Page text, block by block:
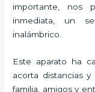
importante, nos
inmediata, un
inalámbrico.
Este aparato ha
acorta distancias
familia, amigos y